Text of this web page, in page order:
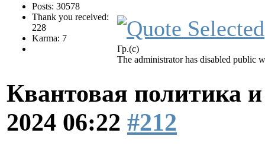
Posts: 30578
Thank you received:
228
Karma: 7
Гр.(с)
The administrator has disabled public
Квантовая политика
2024 06:22 #212